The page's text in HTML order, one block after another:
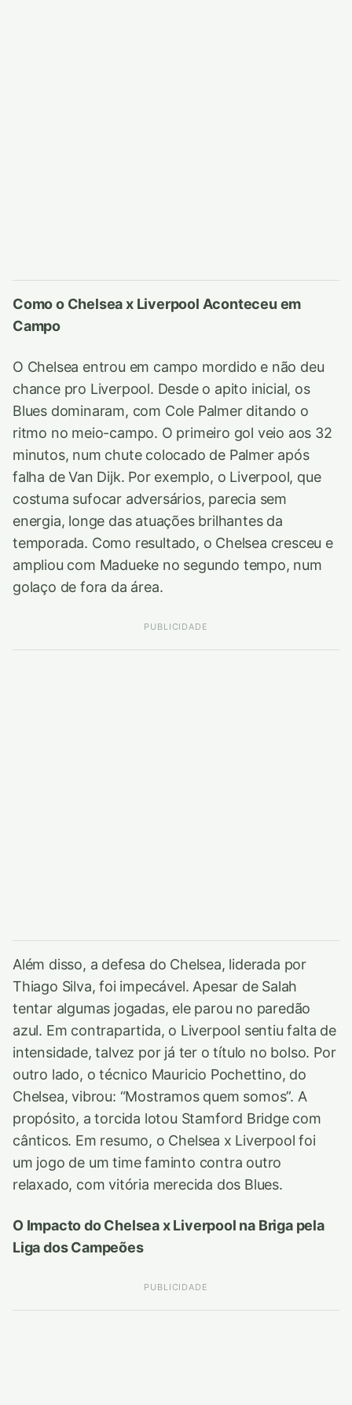
Como o Chelsea x Liverpool Aconteceu em
Campo
O Chelsea entrou em campo mordido e não deu
chance pro Liverpool. Desde o apito inicial, os
Blues dominaram, com Cole Palmer ditando o
ritmo no meio-campo. O primeiro gol veio aos 32
minutos, num chute colocado de Palmer após
falha de Van Dijk. Por exemplo, o Liverpool, que
costuma sufocar adversários, parecia sem
energia, longe das atuações brilhantes da
temporada. Como resultado, o Chelsea cresceu e
ampliou com Madueke no segundo tempo, num
golaço de fora da área.
PUBLICIDADE
Além disso, a defesa do Chelsea, liderada por
Thiago Silva, foi impecável. Apesar de Salah
tentar algumas jogadas, ele parou no paredão
azul. Em contrapartida, o Liverpool sentiu falta de
intensidade, talvez por já ter o título no bolso. Por
outro lado, o técnico Mauricio Pochettino, do
Chelsea, vibrou: “Mostramos quem somos”. A
propósito, a torcida lotou Stamford Bridge com
cânticos. Em resumo, o Chelsea x Liverpool foi
um jogo de um time faminto contra outro
relaxado, com vitória merecida dos Blues.
O Impacto do Chelsea x Liverpool na Briga pela
Liga dos Campeões
PUBLICIDADE